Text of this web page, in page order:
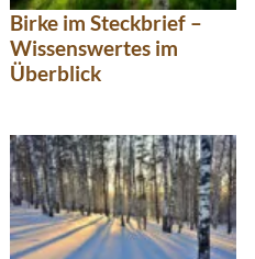
Birke im Steckbrief –
Wissenswertes im
Überblick